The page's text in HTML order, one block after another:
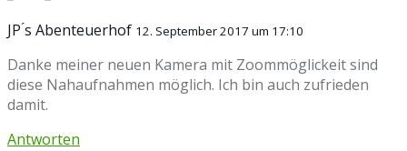
JP ́s Abenteuerhof 12. September 2017 um 17:10
Danke meiner neuen Kamera mit Zoommöglickeit sind
diese Nahaufnahmen möglich. Ich bin auch zufrieden
damit.
Antworten